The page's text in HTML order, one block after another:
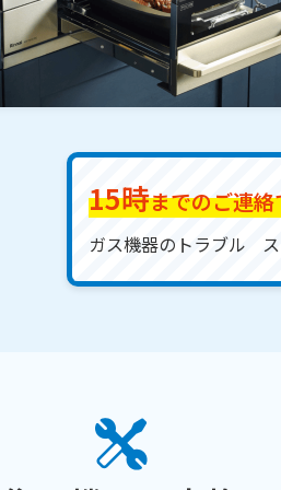
15時までのご連絡
ガス機器のトラブル